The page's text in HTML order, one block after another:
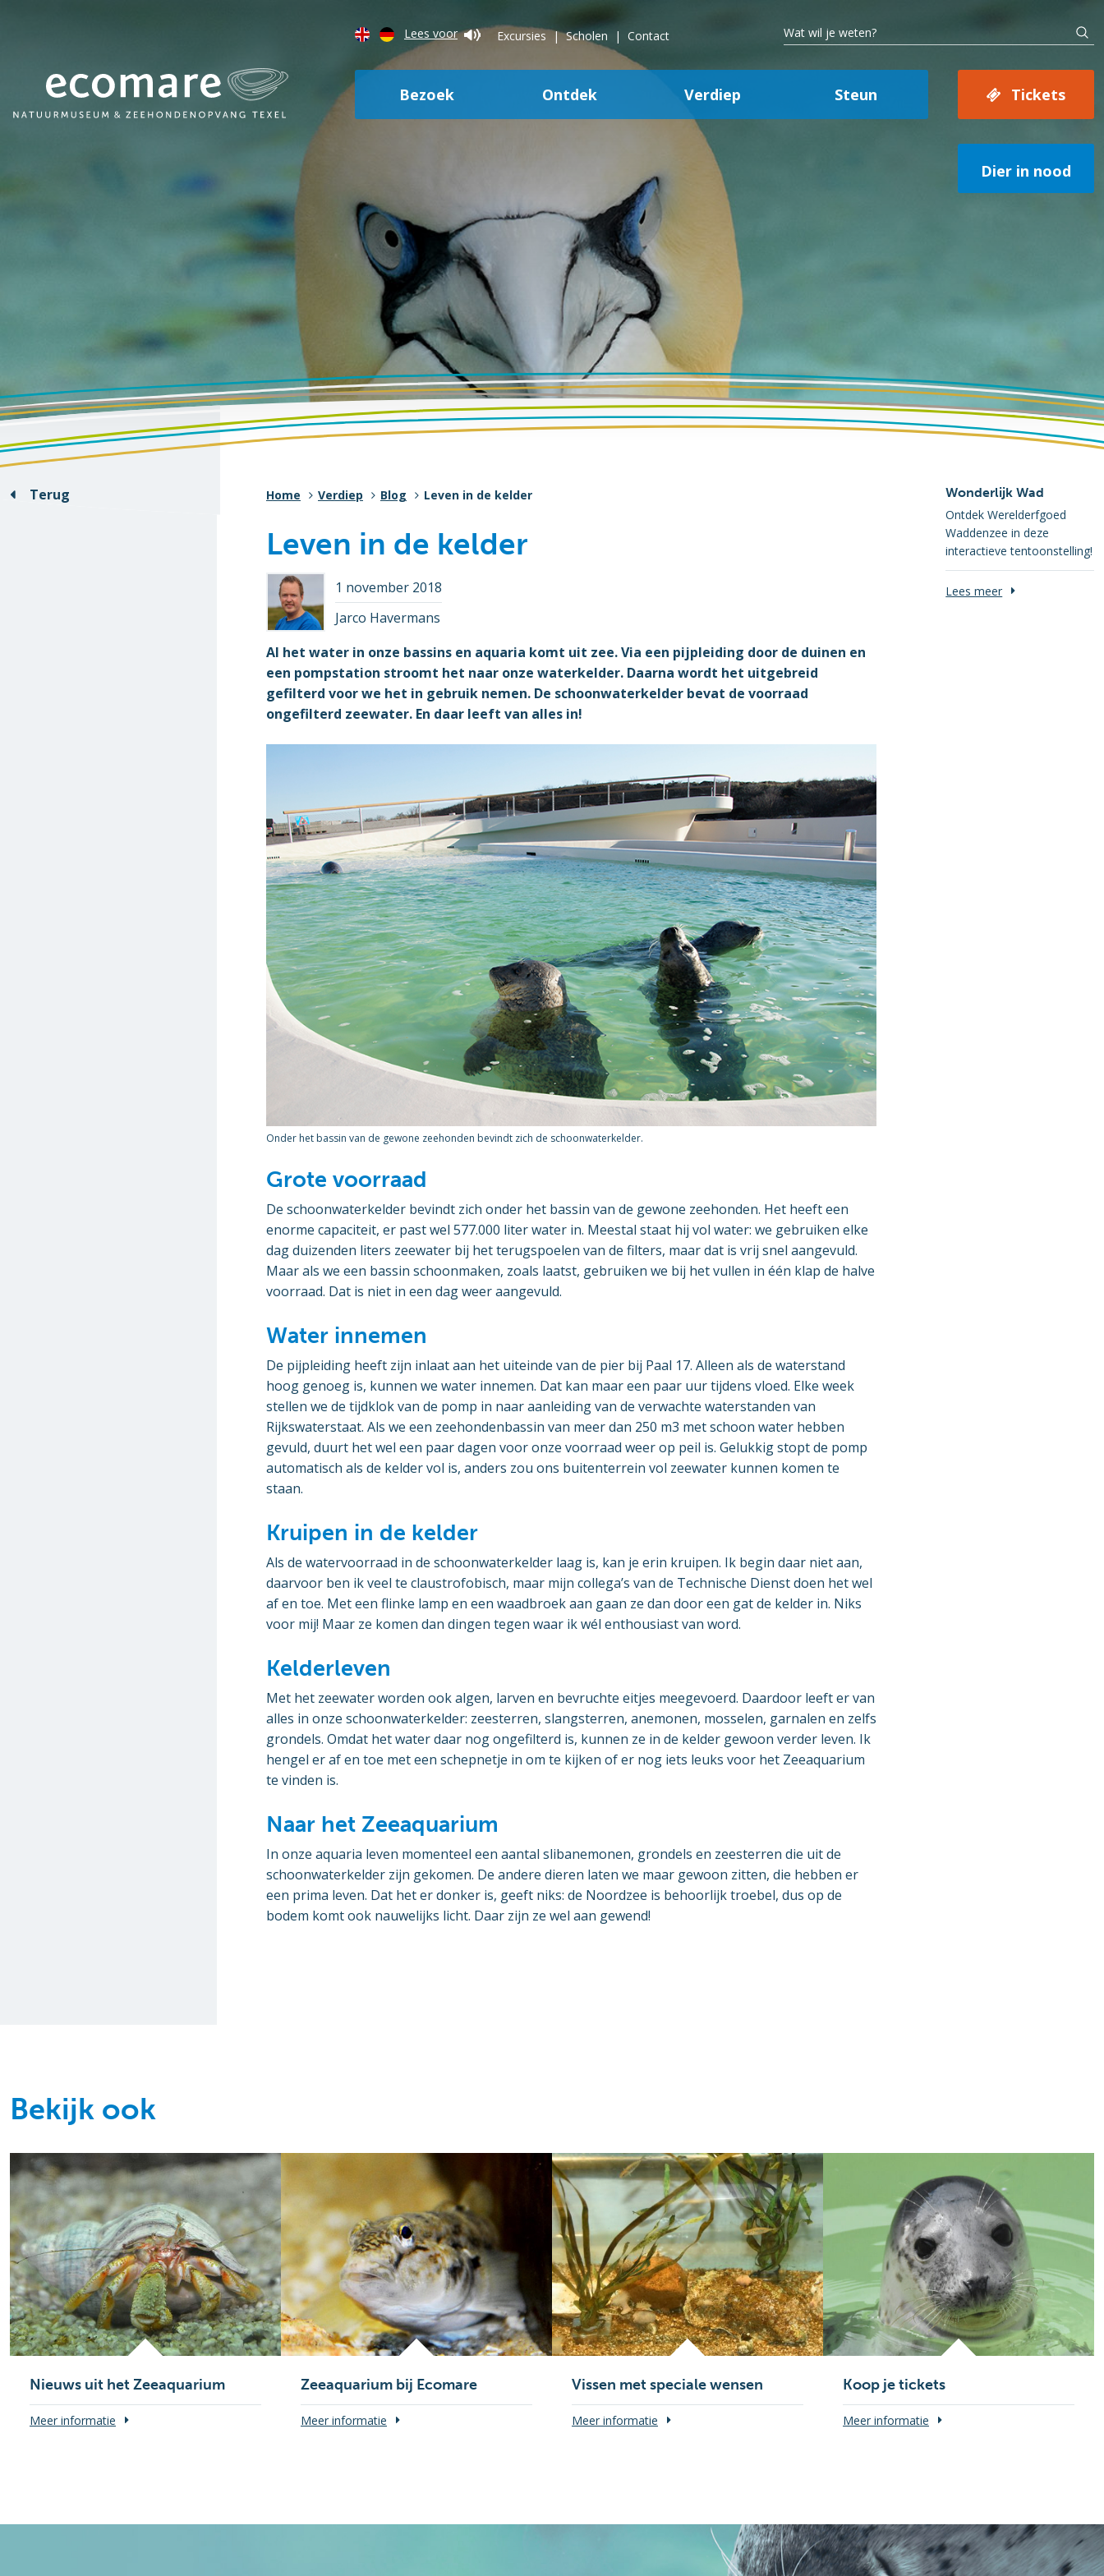
Lees voor Excursies Scholen Contact
Bezoek Ontdek Verdiep Steun Tickets
Dier in nood
Terug Home Verdiep Blog Leven in de kelder
Leven in de kelder
1 november 2018
Jarco Havermans
Al het water in onze bassins en aquaria komt uit zee. Via een pijpleiding door de duinen en
een pompstation stroomt het naar onze waterkelder. Daarna wordt het uitgebreid
gefilterd voor we het in gebruik nemen. De schoonwaterkelder bevat de voorraad
ongefilterd zeewater. En daar leeft van alles in!
Onder het bassin van de gewone zeehonden bevindt zich de schoonwaterkelder.
Grote voorraad
De schoonwaterkelder bevindt zich onder het bassin van de gewone zeehonden. Het heeft een
enorme capaciteit, er past wel 577.000 liter water in. Meestal staat hij vol water: we gebruiken elke
dag duizenden liters zeewater bij het terugspoelen van de filters, maar dat is vrij snel aangevuld.
Maar als we een bassin schoonmaken, zoals laatst, gebruiken we bij het vullen in één klap de halve
voorraad. Dat is niet in een dag weer aangevuld.
Water innemen
De pijpleiding heeft zijn inlaat aan het uiteinde van de pier bij Paal 17. Alleen als de waterstand
hoog genoeg is, kunnen we water innemen. Dat kan maar een paar uur tijdens vloed. Elke week
stellen we de tijdklok van de pomp in naar aanleiding van de verwachte waterstanden van
Rijkswaterstaat. Als we een zeehondenbassin van meer dan 250 m3 met schoon water hebben
gevuld, duurt het wel een paar dagen voor onze voorraad weer op peil is. Gelukkig stopt de pomp
automatisch als de kelder vol is, anders zou ons buitenterrein vol zeewater kunnen komen te
staan.
Kruipen in de kelder
Als de watervoorraad in de schoonwaterkelder laag is, kan je erin kruipen. Ik begin daar niet aan,
daarvoor ben ik veel te claustrofobisch, maar mijn collega’s van de Technische Dienst doen het wel
af en toe. Met een flinke lamp en een waadbroek aan gaan ze dan door een gat de kelder in. Niks
voor mij! Maar ze komen dan dingen tegen waar ik wél enthousiast van word.
Kelderleven
Met het zeewater worden ook algen, larven en bevruchte eitjes meegevoerd. Daardoor leeft er van
alles in onze schoonwaterkelder: zeesterren, slangsterren, anemonen, mosselen, garnalen en zelfs
grondels. Omdat het water daar nog ongefilterd is, kunnen ze in de kelder gewoon verder leven. Ik
hengel er af en toe met een schepnetje in om te kijken of er nog iets leuks voor het Zeeaquarium
te vinden is.
Naar het Zeeaquarium
In onze aquaria leven momenteel een aantal slibanemonen, grondels en zeesterren die uit de
schoonwaterkelder zijn gekomen. De andere dieren laten we maar gewoon zitten, die hebben er
een prima leven. Dat het er donker is, geeft niks: de Noordzee is behoorlijk troebel, dus op de
bodem komt ook nauwelijks licht. Daar zijn ze wel aan gewend!
Wonderlijk Wad
Ontdek Werelderfgoed
Waddenzee in deze
interactieve tentoonstelling!
Lees meer
Bekijk ook
Nieuws uit het Zeeaquarium
Meer informatie
Zeeaquarium bij Ecomare
Meer informatie
Vissen met speciale wensen
Meer informatie
Koop je tickets
Meer informatie